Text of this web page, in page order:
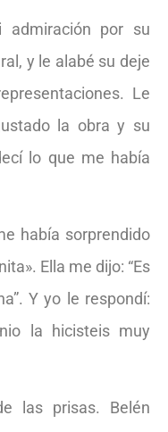
admiración por su
y le alabé su deje
Le
la obra y su
lo que me había
había sorprendido
Ella me dijo: “Es
Y yo le respondí:
la hicisteis muy
las prisas. Belén